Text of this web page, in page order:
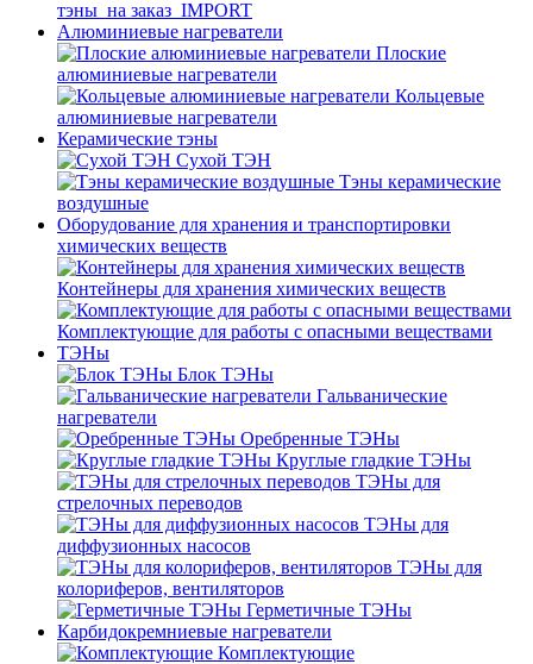
тэны_на заказ_IMPORT
Алюминиевые нагреватели
Плоские
алюминиевые нагреватели
Кольцевые
алюминиевые нагреватели
Керамические тэны
Сухой ТЭН
Тэны керамические
воздушные
Оборудование для хранения и транспортировки
химических веществ
Контейнеры для хранения химических веществ
Комплектующие для работы с опасными веществами
ТЭНы
Блок ТЭНы
Гальванические
нагреватели
Оребренные ТЭНы
Круглые гладкие ТЭНы
ТЭНы для
стрелочных переводов
ТЭНы для
диффузионных насосов
ТЭНы для
колориферов, вентиляторов
Герметичные ТЭНы
Карбидокремниевые нагреватели
Комплектующие